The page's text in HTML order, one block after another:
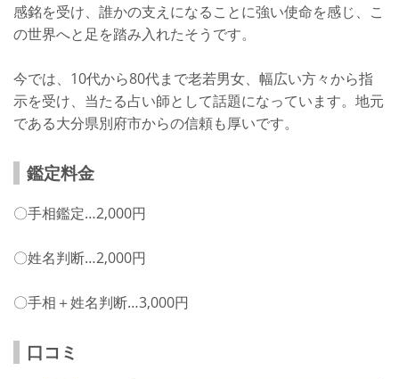
感銘を受け、誰かの支えになることに強い使命を感じ、こ
の世界へと足を踏み入れたそうです。
今では、10代から80代まで老若男女、幅広い方々から指
示を受け、当たる占い師として話題になっています。地元
である大分県別府市からの信頼も厚いです。
鑑定料金
〇手相鑑定…2,000円
〇姓名判断…2,000円
〇手相＋姓名判断…3,000円
口コミ